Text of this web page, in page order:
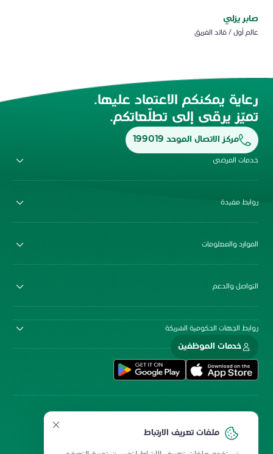
ملفات تعريف الارتباط
صابر يزلي
عالم أول / قائد الفريق
رعاية يمكنكم الاعتماد عليها.
تميّز يرقى إلى تطلّعاتكم.
مركز الاتصال الموحد 199019
خدمات المرضى
روابط مفيدة
الموارد والمعلومات
التواصل والدعم
روابط الجهات الحكومية الشريكة
خدمات الموظفين